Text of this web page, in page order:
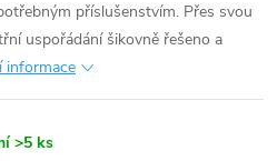
příslušenstvím. Přes svou
uspořádání šikovně řešeno a
informace
>5 ks